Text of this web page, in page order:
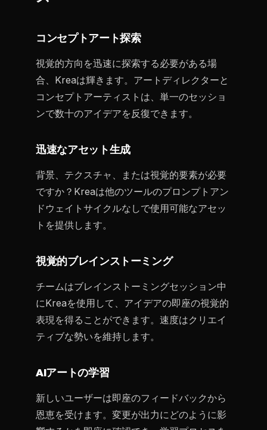
コンセプトアート探索
視覚的方向を迅速に探索する必要がある場
合、Kreaは輝きます。アートディレクターと
コンセプトアーティストは、単一のセッショ
ンで数十のアイデアを反復できます。
迅速なアセット生成
背景、テクスチャ、または視覚的要素が必要
ですか？Kreaは他のツールのプロンプトアン
ドウェイトサイクルなしで使用可能なアセッ
トを提供します。
視覚的ブレインストーミング
チームはブレインストーミングセッション中
にKreaを使用して、アイデアの即座の視覚的
表現を得ることができます。速度はクリエイ
ティブな勢いを維持します。
AIアートの学習
新しいユーザーは即座のフィードバックから
恩恵を受けます。変更が出力にどのように影